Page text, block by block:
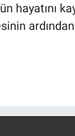
hayatını